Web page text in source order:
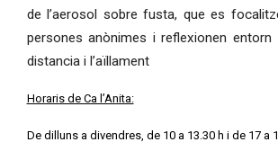
de l’aerosol sobre fusta, que es
persones anònimes i reflexionen
distancia i l’aïllament
Horaris de Ca l’Anita:
De dilluns a divendres, de 10 a 13.30 h i de 17 a